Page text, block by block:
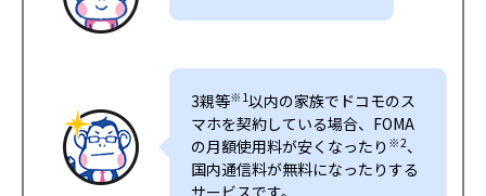
3親等※1以内の家族でドコモのス
マホを契約している場合、FOMA
の月額使用料が安くなったり ※2、
国内通信料が無料になったりする